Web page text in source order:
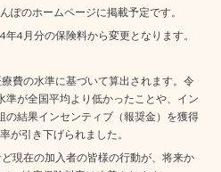
のホームページに掲載予定です。
4年4月分の保険料から変更となります。
費の水準に基づいて算出されます。令
準が全国平均より低かったことや、イン
の結果インセンティブ（報奨金）を獲得
が引き下げられました。
現在の加入者の皆様の行動が、将来か